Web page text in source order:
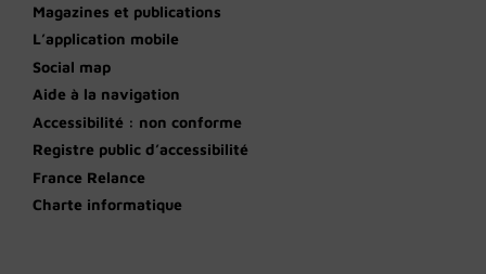
Magazines et publications
L’application mobile
Social map
Aide à la navigation
Accessibilité : non conforme
Registre public d’accessibilité
France Relance
Charte informatique